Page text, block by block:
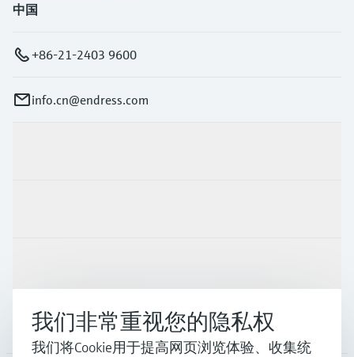
中国
+86-21-2403 9600
info.cn@endress.com
公司我们非常重视您的隐私权
我们将Cookie用于提高网页浏览体验、收集统